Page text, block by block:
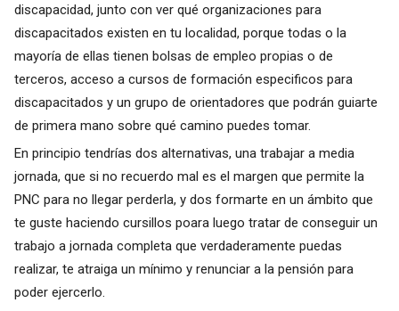
discapacidad, junto con ver qué organizaciones para
discapacitados existen en tu localidad, porque todas o la
mayoría de ellas tienen bolsas de empleo propias o de
terceros, acceso a cursos de formación especificos para
discapacitados y un grupo de orientadores que podrán guiarte
de primera mano sobre qué camino puedes tomar.
En principio tendrías dos alternativas, una trabajar a media
jornada, que si no recuerdo mal es el margen que permite la
PNC para no llegar perderla, y dos formarte en un ámbito que
te guste haciendo cursillos poara luego tratar de conseguir un
trabajo a jornada completa que verdaderamente puedas
realizar, te atraiga un mínimo y renunciar a la pensión para
poder ejercerlo.